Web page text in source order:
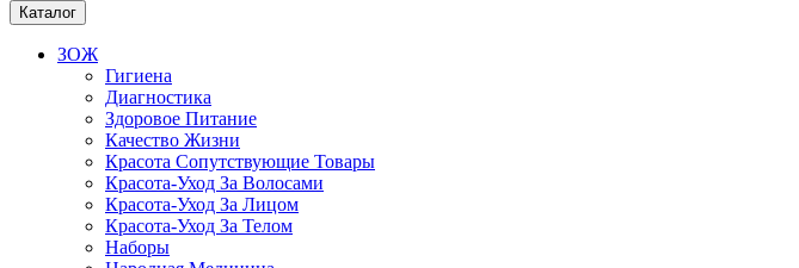
Каталог
ЗОЖ
Гигиена
Диагностика
Здоровое Питание
Качество Жизни
Красота Сопутствующие Товары
Красота-Уход За Волосами
Красота-Уход За Лицом
Красота-Уход За Телом
Наборы